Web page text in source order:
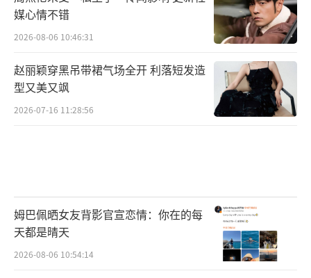
媒心情不错
2026-08-06 10:46:31
赵丽颖穿黑吊带裙气场全开 利落短发造
型又美又飒
2026-07-16 11:28:56
姆巴佩晒女友背影官宣恋情：你在的每
天都是晴天
2026-08-06 10:54:14